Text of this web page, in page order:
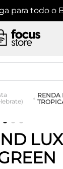
para todo o
RENDA
LUX